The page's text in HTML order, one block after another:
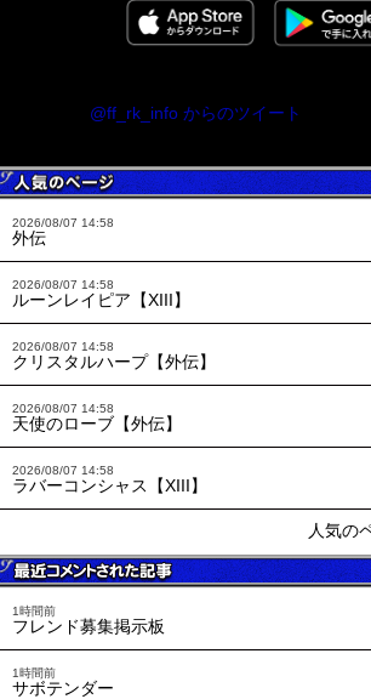
@ff_rk_info からのツイート
2026/08/07 14:58
外伝
2026/08/07 14:58
ルーンレイピア【XIII】
2026/08/07 14:58
クリスタルハープ【外伝】
2026/08/07 14:58
天使のローブ【外伝】
2026/08/07 14:58
ラバーコンシャス【XIII】
人気の
1時間前
フレンド募集掲示板
1時間前
サボテンダー